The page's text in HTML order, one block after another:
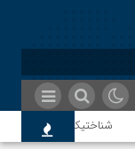
شناختیک| ۸۶ درصد مهاجران حامی ایران در جنگ؛ ۷۵ درصد مهاجران دولت چهاردهم را خیرخواه خود نمی‌دانند